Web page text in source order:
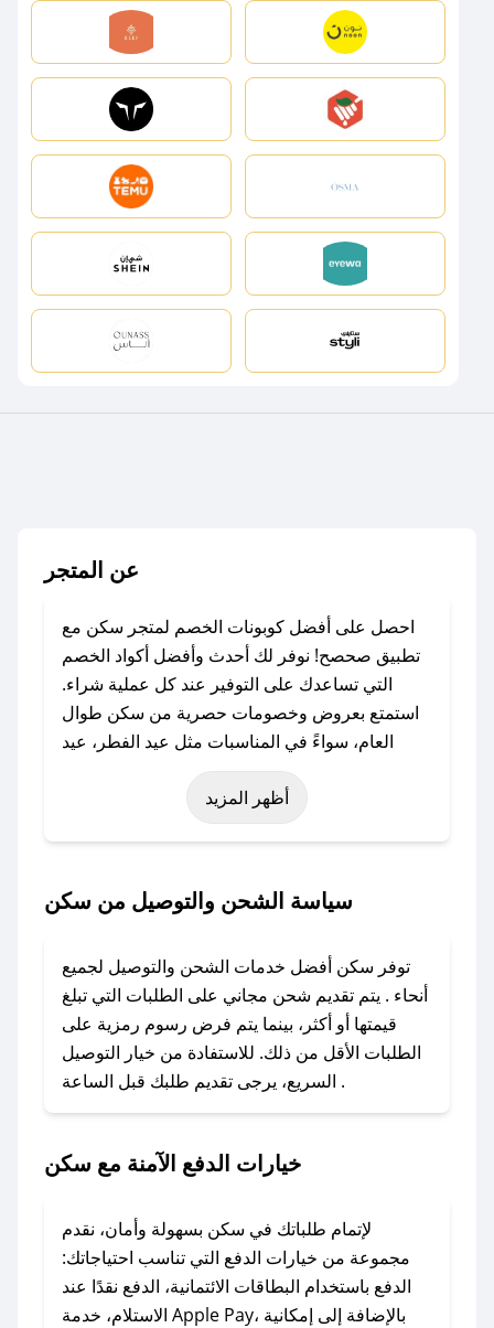
عن المتجر
احصل على أفضل كوبونات الخصم لمتجر سكن مع
تطبيق صحصح! نوفر لك أحدث وأفضل أكواد الخصم
التي تساعدك على التوفير عند كل عملية شراء.
استمتع بعروض وخصومات حصرية من سكن طوال
العام، سواءً في المناسبات مثل عيد الفطر، عيد
الأضحى، الجمعة البيضاء (شهر نوفمبر)، رمضان،
اليوم الوطني، يوم التأسيس، أو حتى عروض خاصة
باستخدام تطبيق صحصح، يمكنك العثور بسهولة على
تواصل معنا عبر تويتر أو البريد الإلكتروني لإضافته
بسرعة.
### كيفية استخدام كود خصم سكن؟
1. انسخ كود الخصم من تطبيق صحصح.
2. الصقه في خانة الدفع عند التسوق من سكن.
### ماذا أفعل إذا لم يعمل كود الخصم؟
الرسائل الخاصة على تويتر أو البريد الإلكتروني،
وسنقوم بحل المشكلة في أسرع وقت ممكن.
### ماذا أفعل إذا لم أجد كود خصم لمتجري
أظهر المزيد
سياسة الشحن والتوصيل من سكن
توفر سكن أفضل خدمات الشحن والتوصيل لجميع
أنحاء . يتم تقديم شحن مجاني على الطلبات التي تبلغ
قيمتها أو أكثر، بينما يتم فرض رسوم رمزية على
الطلبات الأقل من ذلك. للاستفادة من خيار التوصيل
السريع، يرجى تقديم طلبك قبل الساعة .
خيارات الدفع الآمنة مع سكن
لإتمام طلباتك في سكن بسهولة وأمان، نقدم
مجموعة من خيارات الدفع التي تناسب احتياجاتك:
الدفع باستخدام البطاقات الائتمانية، الدفع نقدًا عند
الاستلام، خدمة Apple Pay، بالإضافة إلى إمكانية